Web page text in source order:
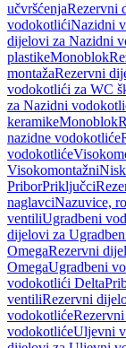
učvršćenjaRezervni
vodokotlićiNazidni
dijelovi za Nazidni
plastikeMonoblok
montažaRezervni
vodokotlići za WC
za Nazidni
keramikeMonoblok
nazidne vodokotliće
vodokotliće
Visokomontažni
PriborPriključci
naglavciNazuvice,
ventiliUgradbeni
dijelovi za
OmegaRezervni
OmegaUgradbeni
vodokotlići Delta
ventiliRezervni
vodokotliće
vodokotlićeUljevni